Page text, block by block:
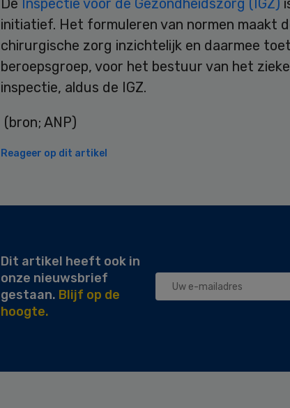
initiatief. Het formuleren van normen maakt
chirurgische zorg inzichtelijk en daarmee
beroepsgroep, voor het bestuur van het
inspectie, aldus de IGZ.
(bron; ANP)
Reageer op dit artikel
Dit artikel heeft ook in
onze nieuwsbrief
gestaan. Blijf op de
hoogte.